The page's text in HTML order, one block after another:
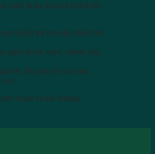
xanh là ba loại trà phổ biến
muốn trà trái cây nhiệt đới
quýt, bưởi, cam, chanh, táo,
bình. Khi pha sẽ có màu
xôi.
ngon và bổ dưỡng.